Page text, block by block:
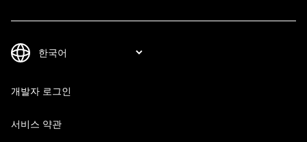
개발자 로그인
서비스 약관